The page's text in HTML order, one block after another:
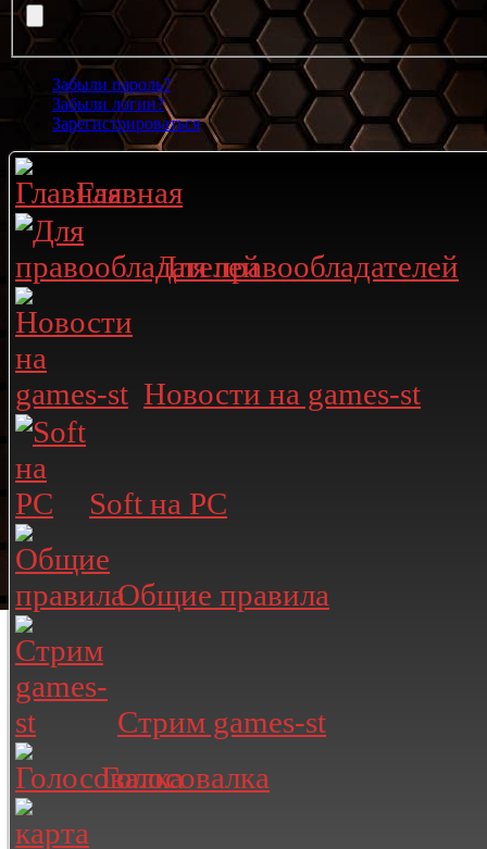
Забыли пароль?
Забыли логин?
Зарегистрироваться
Главная
Для правообладателей
Новости на games-st
Soft на PC
Общие правила
Стрим games-st
Голосовалка